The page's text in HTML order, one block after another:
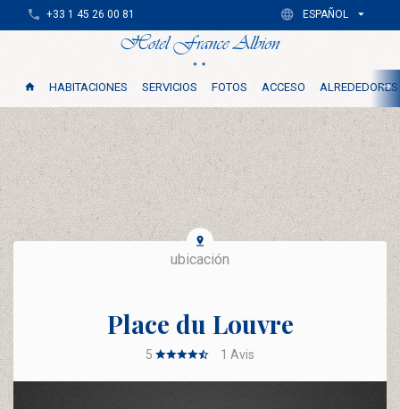
HABITACIONES SERVICIOS FOTOS ACCESO ALREDEDORES
+33 1 45 26 00 81 ESPAÑOL
ubicación
Place du Louvre
5 1 Avis